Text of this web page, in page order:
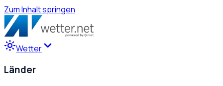
Zum Inhalt springen
Wetter
Länder